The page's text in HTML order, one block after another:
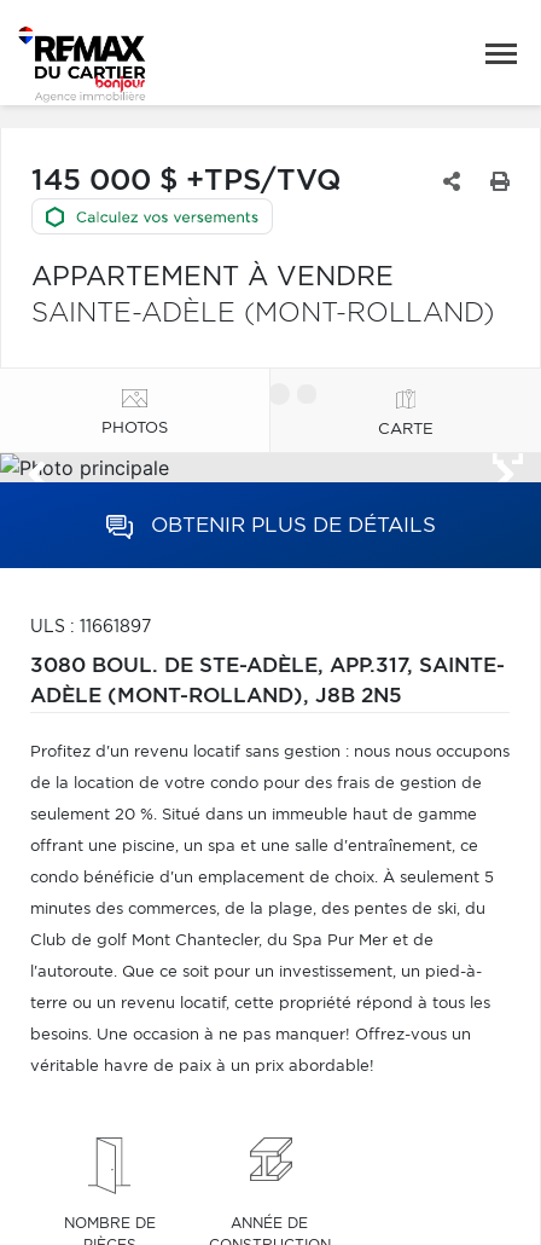
145 000 $ +TPS/TVQ
APPARTEMENT À VENDRE
SAINTE-ADÈLE (MONT-ROLLAND)
PHOTOS CARTE
OBTENIR PLUS DE DÉTAILS
ULS : 11661897
3080 BOUL. DE STE-ADÈLE, APP.317, SAINTE-
ADÈLE (MONT-ROLLAND), J8B 2N5
Profitez d'un revenu locatif sans gestion : nous nous occupons
de la location de votre condo pour des frais de gestion de
seulement 20 %. Situé dans un immeuble haut de gamme
offrant une piscine, un spa et une salle d'entraînement, ce
condo bénéficie d'un emplacement de choix. À seulement 5
minutes des commerces, de la plage, des pentes de ski, du
Club de golf Mont Chantecler, du Spa Pur Mer et de
l'autoroute. Que ce soit pour un investissement, un pied-à-
terre ou un revenu locatif, cette propriété répond à tous les
besoins. Une occasion à ne pas manquer! Offrez-vous un
véritable havre de paix à un prix abordable!
NOMBRE DE
ANNÉE DE